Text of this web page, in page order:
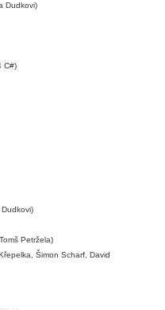
Dudkovi)
C#)
Petržela)
Šimon Scharf, David